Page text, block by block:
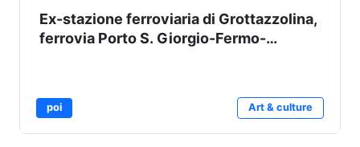
Ex-stazione ferroviaria di Grottazzolina,
ferrovia Porto S. Giorgio-Fermo-
poi Art & culture